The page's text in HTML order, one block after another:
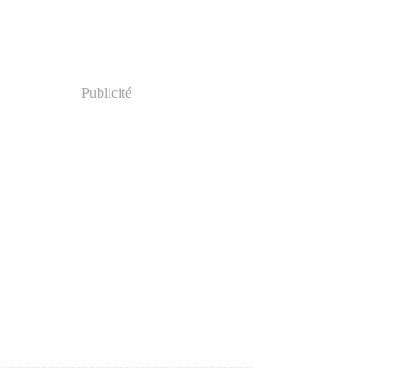
Publicité